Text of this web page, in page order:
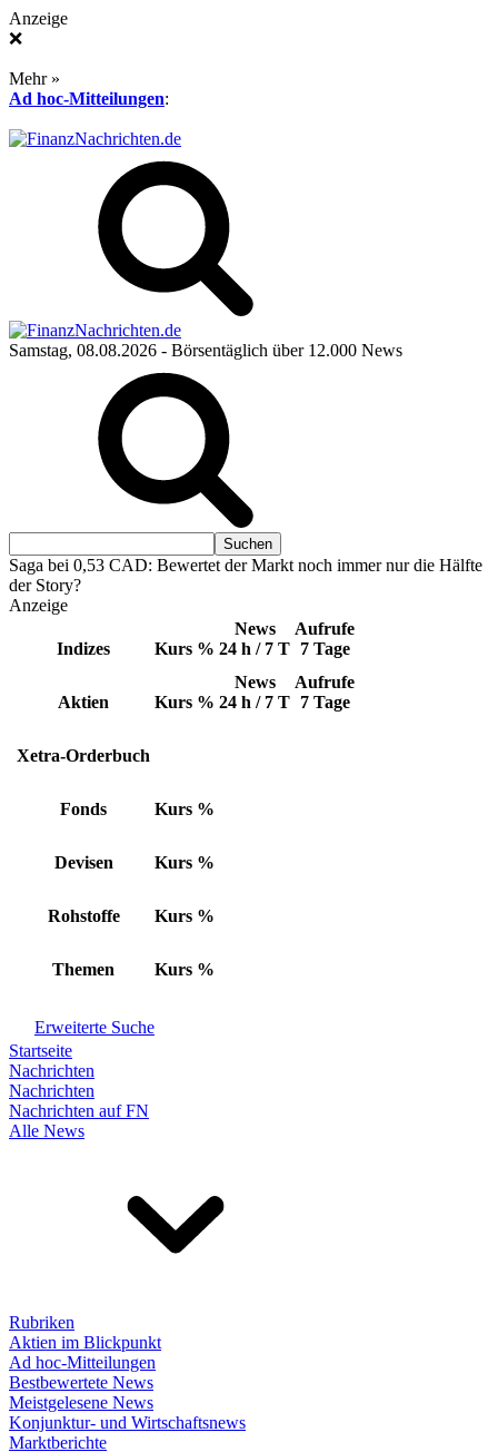
Anzeige
❌
Mehr »
Ad hoc-Mitteilungen:
Samstag, 08.08.2026 - Börsentäglich über 12.000 News
Saga bei 0,53 CAD: Bewertet der Markt noch immer nur die Hälfte
der Story?
Anzeige
Indizes Kurs %
News
24 h / 7 T
Aufrufe
7 Tage
Aktien Kurs %
News
24 h / 7 T
Aufrufe
7 Tage
Xetra-Orderbuch
Fonds Kurs %
Devisen Kurs %
Rohstoffe Kurs %
Themen Kurs %
Erweiterte Suche
Startseite
Nachrichten
Nachrichten
Nachrichten auf FN
Alle News
Rubriken
Aktien im Blickpunkt
Ad hoc-Mitteilungen
Bestbewertete News
Meistgelesene News
Konjunktur- und Wirtschaftsnews
Marktberichte